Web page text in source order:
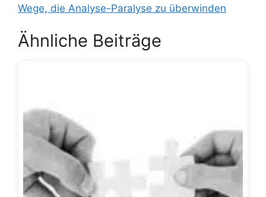
Wege, die Analyse-Paralyse zu überwinden
Ähnliche Beiträge